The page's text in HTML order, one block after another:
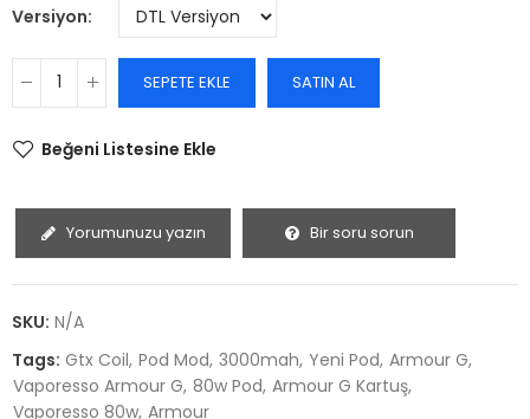
Versiyon
SEPETE EKLE SATIN AL
Beğeni Listesine Ekle
Yorumunuzu yazın Bir soru sorun
SKU: N/A
Tags: Gtx Coil Pod Mod 3000mah Yeni Pod Armour G
Vaporesso Armour G 80w Pod Armour G Kartuş
Vaporesso 80w Armour